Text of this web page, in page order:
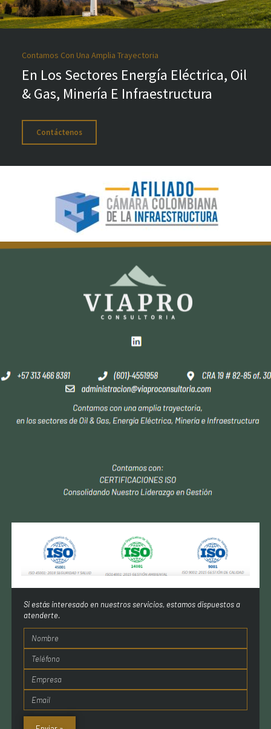
Contamos Con Una Amplia Trayectoria
En Los Sectores Energía Eléctrica, Oil
& Gas, Minería E Infraestructura
Contáctenos
Si estás interesado en nuestros servicios, estamos dispuestos a
atenderte.